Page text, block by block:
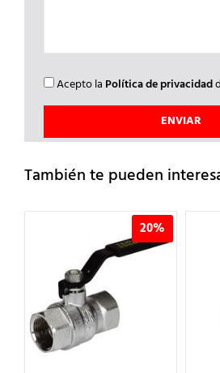
Acepto la Política de privacidad
También te pueden
20%